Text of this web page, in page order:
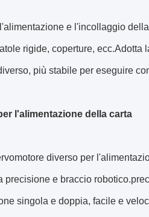
e l'incollaggio
rigide, coperture,
più stabile per eseguire
l'alimentazione della carta
diverso per
precisione e braccio
singola e doppia, facile e